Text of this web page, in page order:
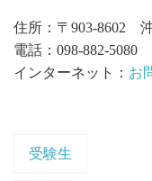
住所：〒903-8602
電話：098-882-5080
インターネット： お
受験生